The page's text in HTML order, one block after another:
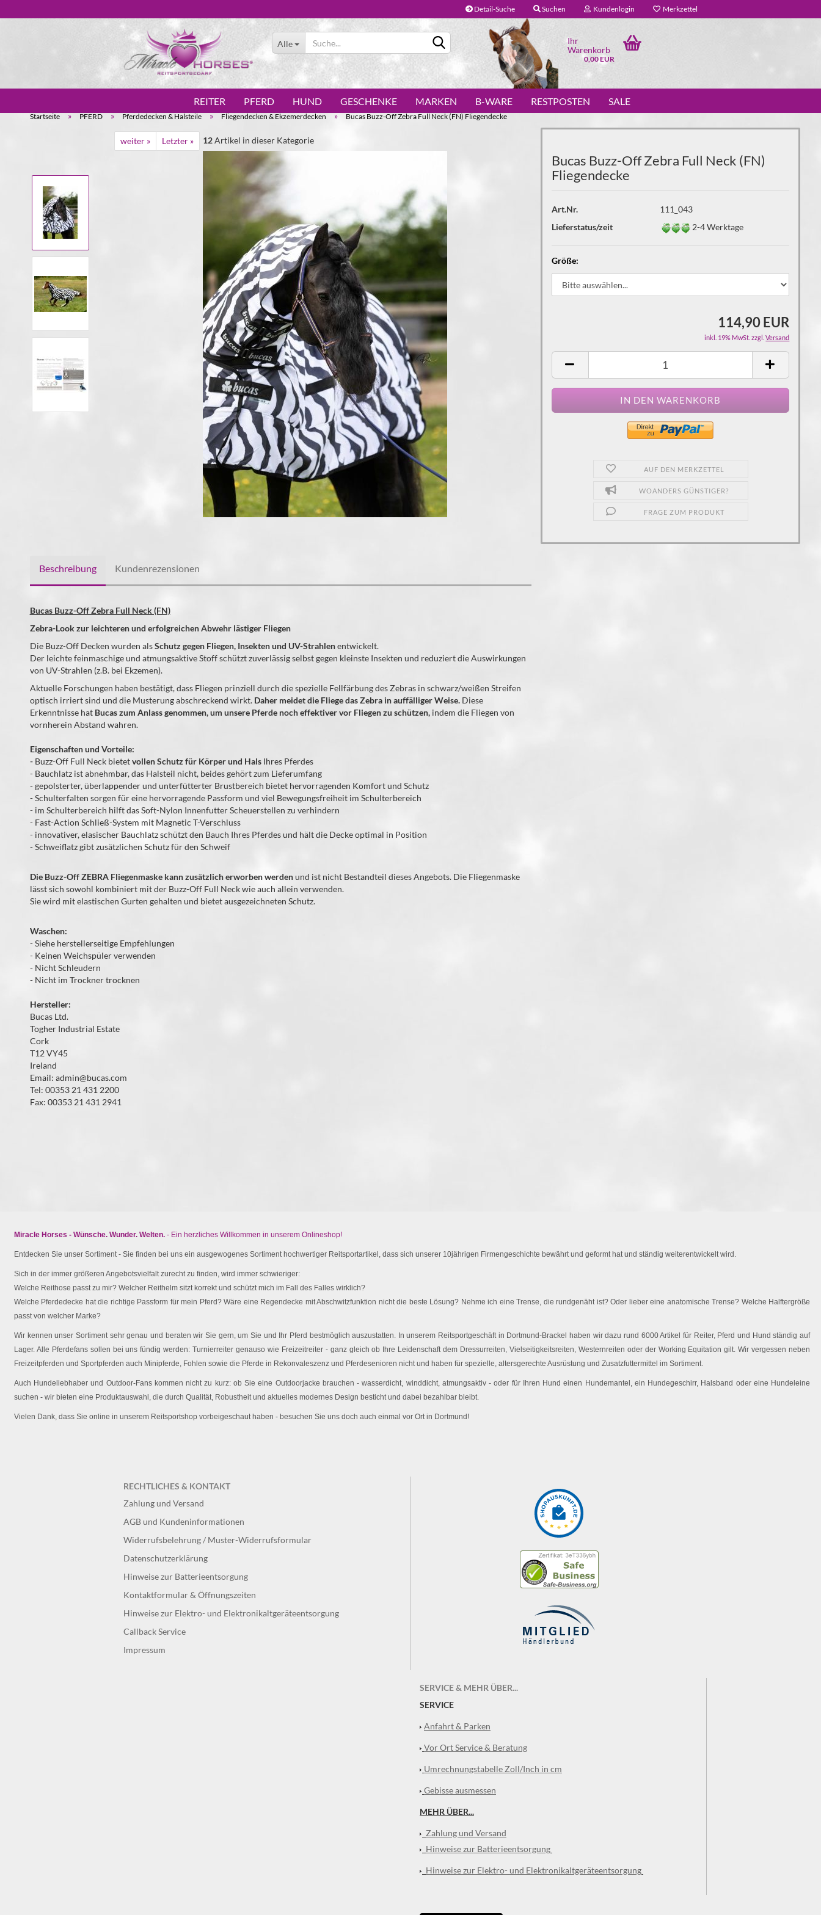
Detail-Suche Suchen Kundenlogin Merkzettel
Alle
Ihr
Warenkorb
0,00 EUR
REITER PFERD HUND GESCHENKE MARKEN B-WARE RESTPOSTEN SALE
Startseite » PFERD » Pferdedecken & Halsteile » Fliegendecken & Ekzemerdecken » Bucas Buzz-Off Zebra Full Neck (FN) Fliegendecke
weiter » Letzter » 12Artikel in dieser Kategorie
Bucas Buzz-Off Zebra Full Neck (FN)
Fliegendecke
Art.Nr.
111_043
Lieferstatus/zeit
2-4 Werktage
Größe:
114,90 EUR
inkl. 19% MwSt. zzgl.Versand
AUF DEN MERKZETTEL
WOANDERS GÜNSTIGER?
FRAGE ZUM PRODUKT
Beschreibung Kundenrezensionen
Bucas Buzz-Off Zebra Full Neck (FN)
Zebra-Look zur leichteren und erfolgreichen Abwehr lästiger Fliegen
Die Buzz-Off Decken wurden alsSchutz gegen Fliegen, Insekten und UV-Strahlenentwickelt.
Der leichte feinmaschige und atmungsaktive Stoff schützt zuverlässig selbst gegen kleinste Insekten und reduziert die Auswirkungen
von UV-Strahlen (z.B. bei Ekzemen).
Aktuelle Forschungen haben bestätigt, dass Fliegen prinziell durch die spezielle Fellfärbung des Zebras in schwarz/weißen Streifen
optisch irriert sind und die Musterung abschreckend wirkt. Daher meidet die Fliege das Zebra in auffälliger Weise. Diese
Erkenntnisse hatBucas zum Anlass genommen, um unsere Pferde noch effektiver vor Fliegen zu schützen, indem die Fliegen von
vornherein Abstand wahren.
Eigenschaften und Vorteile:
- Buzz-Off Full Neck bietetvollen Schutz für Körper und HalsIhres Pferdes
- Bauchlatz ist abnehmbar, das Halsteil nicht, beides gehört zum Lieferumfang
- gepolsterter, überlappender und unterfütterter Brustbereich bietet hervorragenden Komfort und Schutz
- Schulterfalten sorgen für eine hervorragende Passform und viel Bewegungsfreiheit im Schulterbereich
- im Schulterbereich hilft das Soft-Nylon Innenfutter Scheuerstellen zu verhindern
- Fast-Action Schließ-System mit Magnetic T-Verschluss
- innovativer, elasischer Bauchlatz schützt den Bauch Ihres Pferdes und hält die Decke optimal in Position
- Schweiflatz gibt zusätzlichen Schutz für den Schweif
Die Buzz-Off ZEBRA Fliegenmaske kann zusätzlich erworben werdenund ist nicht Bestandteil dieses Angebots. Die Fliegenmaske
lässt sich sowohl kombiniert mit der Buzz-Off Full Neck wie auch allein verwenden.
Sie wird mit elastischen Gurten gehalten und bietet ausgezeichneten Schutz.
Waschen:
- Siehe herstellerseitige Empfehlungen
- Keinen Weichspüler verwenden
- Nicht Schleudern
- Nicht im Trockner trocknen
Hersteller:
Bucas Ltd.
Togher Industrial Estate
Cork
T12 VY45
Ireland
Email: admin@bucas.com
Tel: 00353 21 431 2200
Fax: 00353 21 431 2941
Miracle Horses - Wünsche. Wunder. Welten. - Ein herzliches Willkommen in unserem Onlineshop!
Entdecken Sie unser Sortiment - Sie finden bei uns ein ausgewogenes Sortiment hochwertiger Reitsportartikel, dass sich unserer 10jährigen Firmengeschichte bewährt und geformt hat und ständig weiterentwickelt wird.
Sich in der immer größeren Angebotsvielfalt zurecht zu finden, wird immer schwieriger:
Welche Reithose passt zu mir? Welcher Reithelm sitzt korrekt und schützt mich im Fall des Falles wirklich?
Welche Pferdedecke hat die richtige Passform für mein Pferd? Wäre eine Regendecke mit Abschwitzfunktion nicht die beste Lösung? Nehme ich eine Trense, die rundgenäht ist? Oder lieber eine anatomische Trense? Welche Halftergröße
passt von welcher Marke?
Wir kennen unser Sortiment sehr genau und beraten wir Sie gern, um Sie und Ihr Pferd bestmöglich auszustatten. In unserem Reitsportgeschäft in Dortmund-Brackel haben wir dazu rund 6000 Artikel für Reiter, Pferd und Hund ständig auf
Lager. Alle Pferdefans sollen bei uns fündig werden: Turnierreiter genauso wie Freizeitreiter - ganz gleich ob Ihre Leidenschaft dem Dressurreiten, Vielseitigkeitsreiten, Westernreiten oder der Working Equitation gilt. Wir vergessen neben
Freizeitpferden und Sportpferden auch Minipferde, Fohlen sowie die Pferde in Rekonvaleszenz und Pferdesenioren nicht und haben für spezielle, altersgerechte Ausrüstung und Zusatzfuttermittel im Sortiment.
Auch Hundeliebhaber und Outdoor-Fans kommen nicht zu kurz: ob Sie eine Outdoorjacke brauchen - wasserdicht, winddicht, atmungsaktiv - oder für Ihren Hund einen Hundemantel, ein Hundegeschirr, Halsband oder eine Hundeleine
suchen - wir bieten eine Produktauswahl, die durch Qualität, Robustheit und aktuelles modernes Design besticht und dabei bezahlbar bleibt.
Vielen Dank, dass Sie online in unserem Reitsportshop vorbeigeschaut haben - besuchen Sie uns doch auch einmal vor Ort in Dortmund!
RECHTLICHES & KONTAKT
Zahlung und Versand
AGB und Kundeninformationen
Widerrufsbelehrung / Muster-Widerrufsformular
Datenschutzerklärung
Hinweise zur Batterieentsorgung
Kontaktformular & Öffnungszeiten
Hinweise zur Elektro- und Elektronikaltgeräteentsorgung
Callback Service
Impressum
SERVICE & MEHR ÜBER...
SERVICE
Anfahrt & Parken
Vor Ort Service & Beratung
Umrechnungstabelle Zoll/Inch in cm
Gebisse ausmessen
MEHR ÜBER...
Zahlung und Versand
Hinweise zur Batterieentsorgung
Hinweise zur Elektro- und Elektronikaltgeräteentsorgung